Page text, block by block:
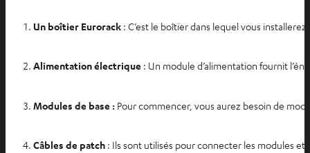
Un boîtier Eurorack : C’est le boîtier dans lequel vous
Alimentation électrique : Un module d’alimentation fournit
Modules de base : Pour commencer, vous aurez besoin de
Câbles de patch : Ils sont utilisés pour connecter les modules